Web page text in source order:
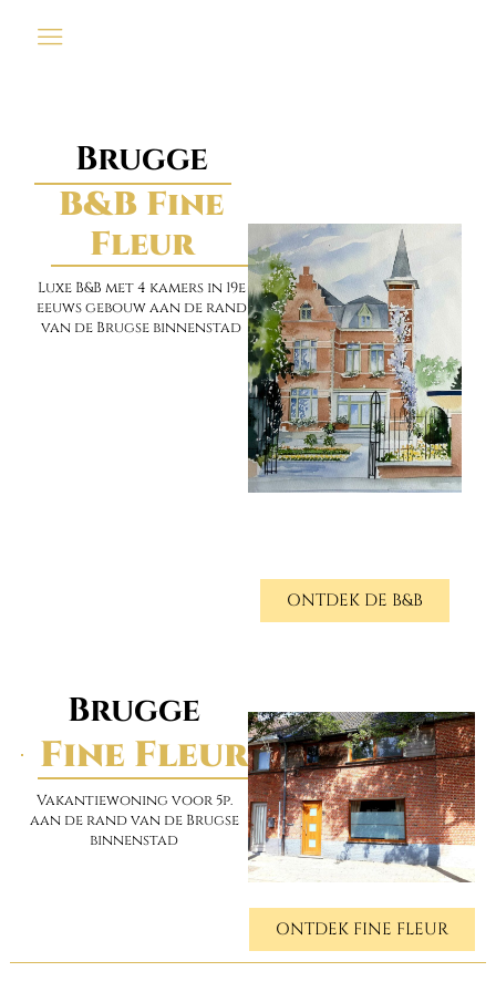
Brugge
B&B Fine
Fleur
Luxe B&B met 4 kamers in 19e
eeuws gebouw aan de rand
van de Brugse binnenstad
ONTDEK DE B&B
Brugge
Fine Fleur
Vakantiewoning voor 5p.
aan de rand van de Brugse
binnenstad
ONTDEK FINE FLEUR